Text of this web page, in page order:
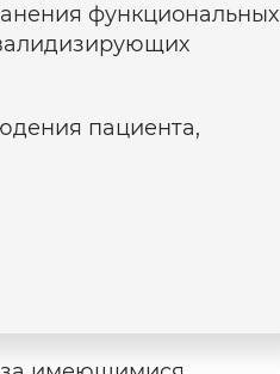
функциональных
пациента,